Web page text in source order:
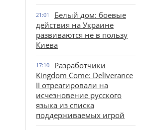
21:01
Белый дом: боевые
действия на Украине
развиваются не в пользу
Киева
17:10
Разработчики
Kingdom Come: Deliverance
II отреагировали на
исчезновение русского
языка из списка
поддерживаемых игрой